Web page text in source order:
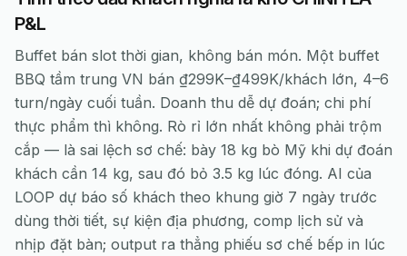
P&L
Buffet bán slot thời gian, không bán món. Một buffet
BBQ tầm trung VN bán ₫299K–₫499K/khách lớn, 4–6
turn/ngày cuối tuần. Doanh thu dễ dự đoán; chi phí
thực phẩm thì không. Rò rỉ lớn nhất không phải trộm
cắp — là sai lệch sơ chế: bày 18 kg bò Mỹ khi dự đoán
khách cần 14 kg, sau đó bỏ 3.5 kg lúc đóng. AI của
LOOP dự báo số khách theo khung giờ 7 ngày trước
dùng thời tiết, sự kiện địa phương, comp lịch sử và
nhịp đặt bàn; output ra thẳng phiếu sơ chế bếp in lúc